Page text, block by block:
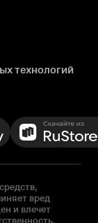
технологий
вред
и влечет